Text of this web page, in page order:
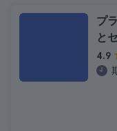
プ
と
4.9